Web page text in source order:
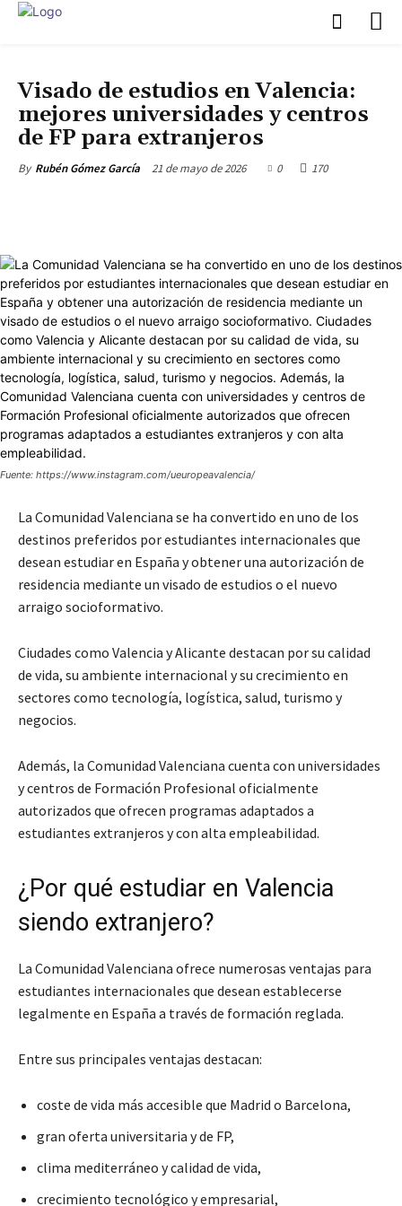
Visado de estudios en Valencia:
mejores universidades y centros
de FP para extranjeros
By Rubén Gómez García 21 de mayo de 2026 0 170
Fuente: https://www.instagram.com/ueuropeavalencia/
La Comunidad Valenciana se ha convertido en uno de los
destinos preferidos por estudiantes internacionales que
desean estudiar en España y obtener una autorización de
residencia mediante un visado de estudios o el nuevo
arraigo socioformativo.
Ciudades como Valencia y Alicante destacan por su calidad
de vida, su ambiente internacional y su crecimiento en
sectores como tecnología, logística, salud, turismo y
negocios.
Además, la Comunidad Valenciana cuenta con universidades
y centros de Formación Profesional oficialmente
autorizados que ofrecen programas adaptados a
estudiantes extranjeros y con alta empleabilidad.
¿Por qué estudiar en Valencia
siendo extranjero?
La Comunidad Valenciana ofrece numerosas ventajas para
estudiantes internacionales que desean establecerse
legalmente en España a través de formación reglada.
Entre sus principales ventajas destacan:
coste de vida más accesible que Madrid o Barcelona,
gran oferta universitaria y de FP,
clima mediterráneo y calidad de vida,
crecimiento tecnológico y empresarial,